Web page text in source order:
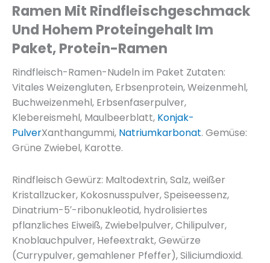
Ramen Mit Rindfleischgeschmack
Und Hohem Proteingehalt Im
Paket, Protein-Ramen
Rindfleisch-Ramen-Nudeln im Paket Zutaten:
Vitales Weizengluten, Erbsenprotein, Weizenmehl,
Buchweizenmehl, Erbsenfaserpulver,
Klebereismehl, Maulbeerblatt, Konjak-
PulverXanthangummi, Natriumkarbonat. Gemüse:
Grüne Zwiebel, Karotte.
Rindfleisch Gewürz: Maltodextrin, Salz, weißer
Kristallzucker, Kokosnusspulver, Speiseessenz,
Dinatrium-5′-ribonukleotid, hydrolisiertes
pflanzliches Eiweiß, Zwiebelpulver, Chilipulver,
Knoblauchpulver, Hefeextrakt, Gewürze
(Currypulver, gemahlener Pfeffer), Siliciumdioxid.